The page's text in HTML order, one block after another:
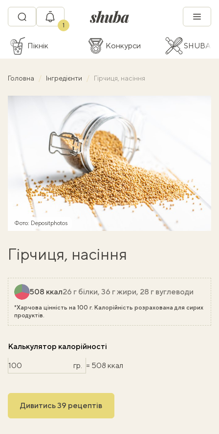
1
Пікнік Конкурси SHUBA
Головна Інгредієнти Гірчиця, насіння
Фото: Depositphotos
Гірчиця, насіння
508 ккал26 г білки, 36 г жири, 28 г вуглеводи
*Харчова цінність на 100 г. Калорійність розрахована для сирих
продуктів.
Калькулятор калорійності
гр. = 508 ккал
Дивитись 39 рецептів